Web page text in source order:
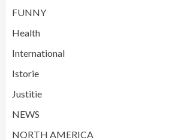
FUNNY
Health
International
Istorie
Justitie
NEWS
NORTH AMERICA